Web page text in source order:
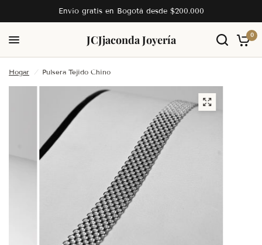
Envío gratis en Bogotá desde $200.000
JCJjaconda Joyería 0
Hogar / Pulsera Tejido Chino